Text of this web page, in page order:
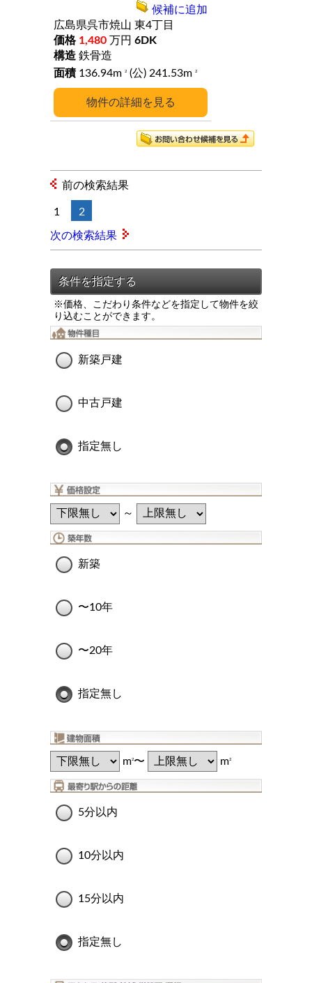
詳細
広島県呉市焼山 東4丁目
1,480 万円 6DK
鉄骨造
136.94m
2 (公) 241.53m 2
候補に追加
前の検索結果
1 2
次の検索結果
※価格、こだわり条件などを指定して物件を絞
り込むことができます。
新築戸建
中古戸建
指定無し
～
新築
〜10年
〜20年
指定無し
m2〜 m2
5分以内
10分以内
15分以内
指定無し